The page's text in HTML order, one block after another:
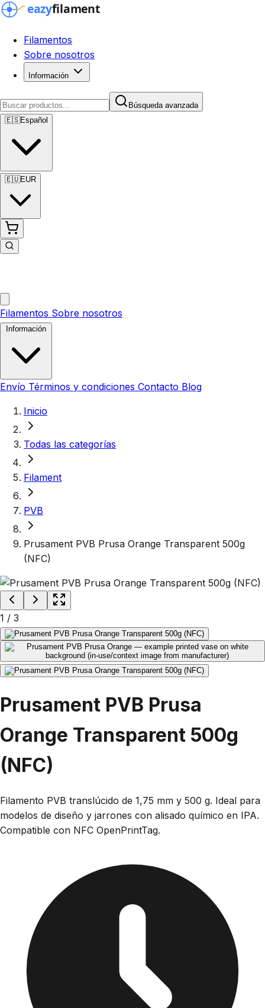
Filamentos
Sobre nosotros
Información
Búsqueda avanzada
🇪🇸Español
🇪🇺EUR
Filamentos Sobre nosotros
Envío Términos y condiciones Contacto Blog
Inicio
Todas las categorías
Filament
PVB
Prusament PVB Prusa Orange Transparent 500g
(NFC)
1 / 3
Prusament PVB Prusa
Orange Transparent 500g
(NFC)
Filamento PVB translúcido de 1,75 mm y 500 g. Ideal para
modelos de diseño y jarrones con alisado químico en IPA.
Compatible con NFC OpenPrintTag.